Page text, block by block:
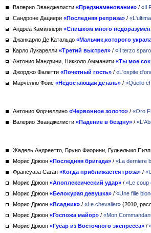
Валерио Эванджелисти «Предзнаменование» / «Il
Сандроне Дациери «Последняя реприза» /
Андреа Камиллери «Слишком много
Джанкарло Де Катальдо «Мальчик,которого
Карло Лукарелли «Третий выстрел» / «Il terzo
Антонио Мандзини, Никколо Амманити «Ты мое
Джорджо Фалетти «Почетный гость» / «L'ospite
Марчелло Фоис «Недостающая деталь» / «Quello
Антонио Форчеллино «Червонное золото» / «Oro
Валерио Эванджелисти «Падение в бездну» /
Жадель Андреетто, Бруно Фиорини, Гульельмо
Морис Дрюон «Последняя бригада» / «La derniere
Франсуаза Саган «Когда приближается гроза» /
Морис Дрюон «Апоплексический удар» / «Le coup
Морис Дрюон «Белокурая девушка» / «Une fille
Морис Дрюон «Всадник» / «Le chevalier» (2010,
Морис Дрюон «Госпожа майор» / «Mon
Морис Дрюон «Гусар из Восточного экспресса» /